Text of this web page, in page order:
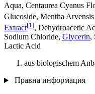
Aqua, Centaurea Cyanus
Glucoside, Mentha
Extract[1], Dehydroacetic
Sodium Chloride, Glycerin,
Lactic Acid
aus biologischem
Правна информация